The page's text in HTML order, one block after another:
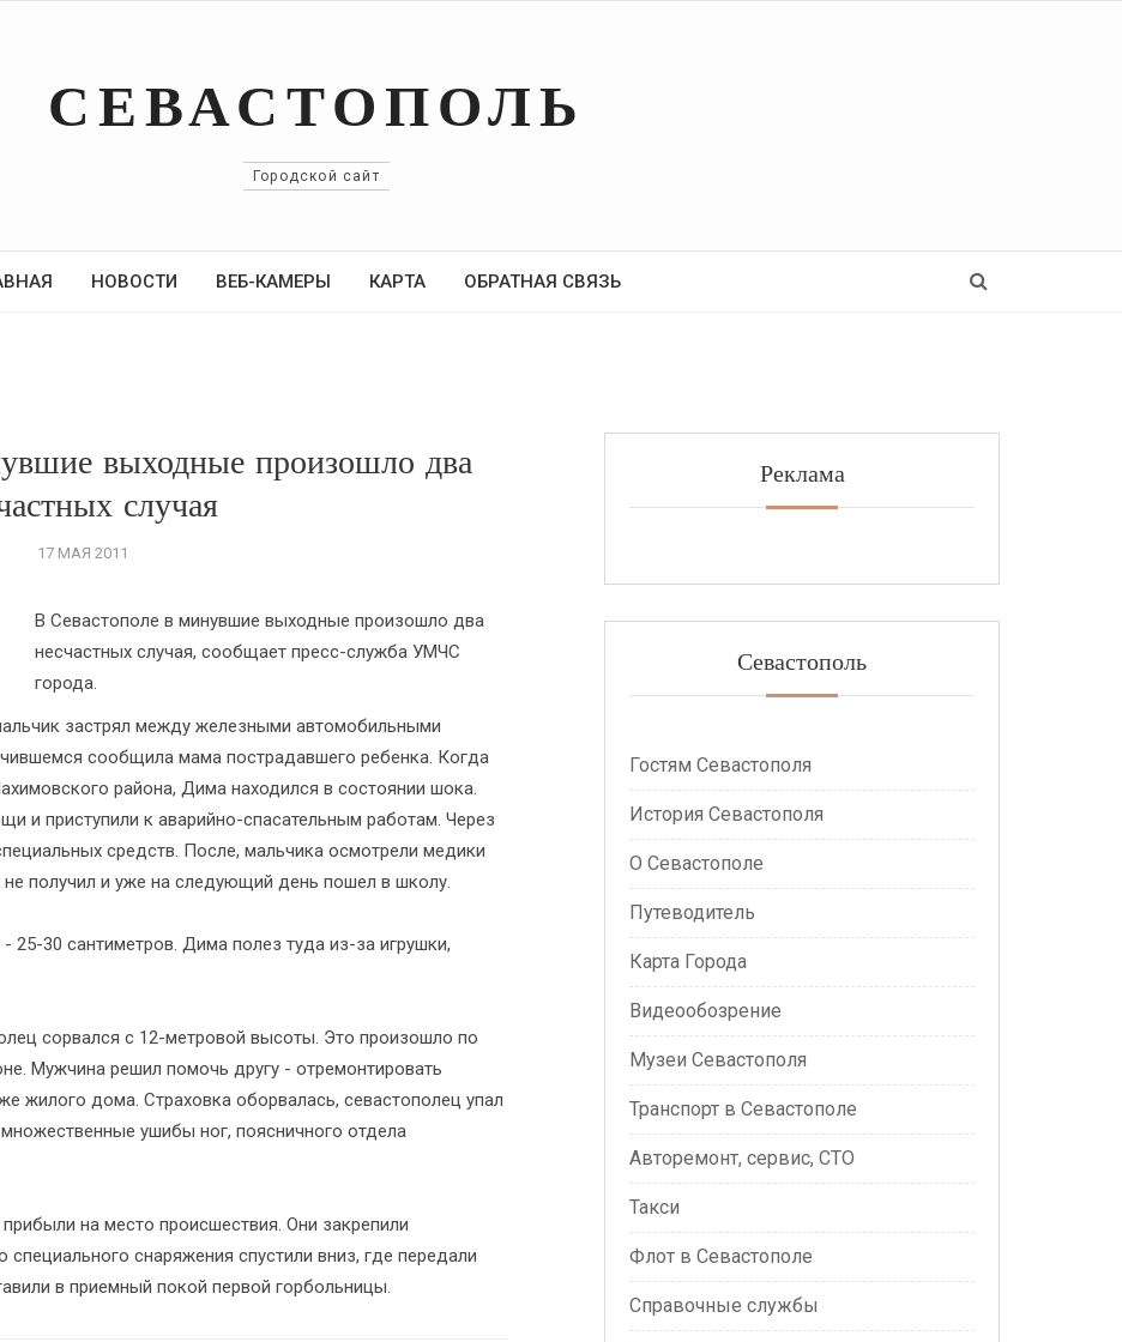
СЕВАСТОПОЛЬ
Городской сайт
НОВОСТИ ВЕБ-КАМЕРЫ КАРТА ОБРАТНАЯ СВЯЗЬ
выходные произошло два
случая
17 МАЯ 2011
В Севастополе в минувшие выходные произошло два
несчастных случая, сообщает пресс-служба УМЧС
города.
застрял между железными автомобильными
сообщила мама пострадавшего ребенка. Когда
района, Дима находился в состоянии шока.
и приступили к аварийно-спасательным работам. Через
средств. После, мальчика осмотрели медики
получил и уже на следующий день пошел в школу.
30 сантиметров. Дима полез туда из-за игрушки,
сорвался с 12-метровой высоты. Это произошло по
Мужчина решил помочь другу - отремонтировать
жилого дома. Страховка оборвалась, севастополец упал
ушибы ног, поясничного отдела
на место происшествия. Они закрепили
снаряжения спустили вниз, где передали
в приемный покой первой горбольницы.
Реклама
Севастополь
Гостям Севастополя
История Севастополя
О Севастополе
Путеводитель
Карта Города
Видеообозрение
Музеи Севастополя
Транспорт в Севастополе
Авторемонт, сервис, СТО
Такси
Флот в Севастополе
Справочные службы